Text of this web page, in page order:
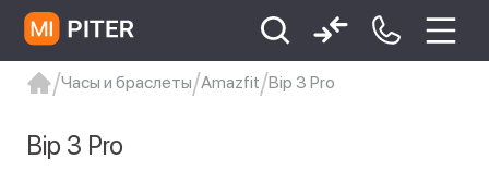
Xiaomi 9 про
Часы и браслеты Amazfit Bip 3 Pro
Bip 3 Pro